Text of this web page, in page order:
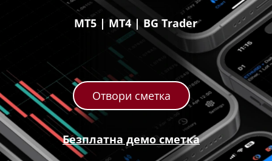
MT5 | MT4 | BG Trader
Отвори сметка
Безплатна демо сметка